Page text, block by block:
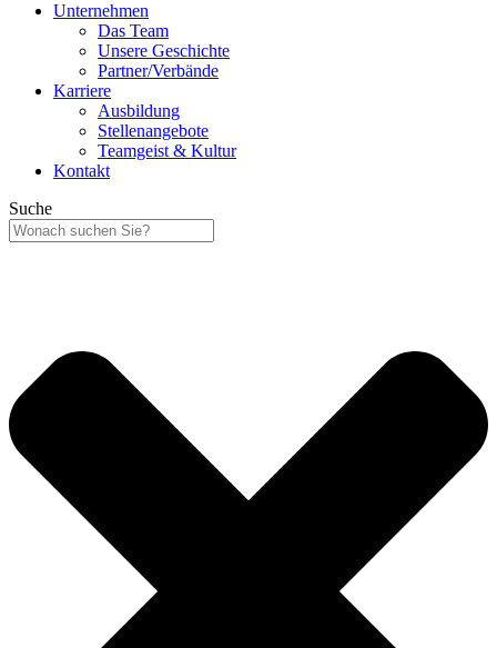
Unternehmen
Das Team
Unsere Geschichte
Partner/Verbände
Karriere
Ausbildung
Stellenangebote
Teamgeist & Kultur
Kontakt
Suche